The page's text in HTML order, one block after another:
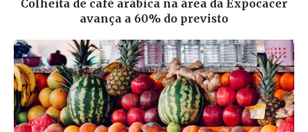
Colheita de café arábica na área da Expocacer
avança a 60% do previsto